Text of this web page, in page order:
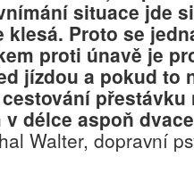
situace jde
Proto se
proti únavě je
jízdou a pokud to
délce aspoň
Walter, dopravní